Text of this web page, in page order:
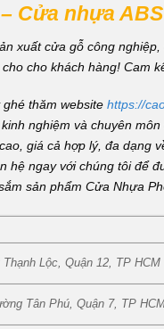
Cửa nhựa
xuất cửa gỗ công
cho khách hàng! Cam
thăm website https://
nghiệm và chuyên
giá cả hợp lý, đa dạng
hệ ngay với chúng tôi để
sản phẩm Cửa Nhựa
Lộc, Quận 12, TP HCM
Tân Phú, Quận 7, TP